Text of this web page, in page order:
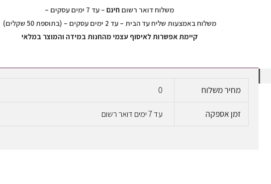
משלוח דואר רשום חינם – עד 7 ימים עסקים –
משלוח באמצעות שליח עד הבית – עד 2 ימים עסקים – (בתוספת 50 שקלים)
קיימת אפשרות לאיסוף עצמי מהחנות במידה והמוצר במלאי
מחיר משלוח 0
זמן אספקה עד 7 ימים דואר רשום